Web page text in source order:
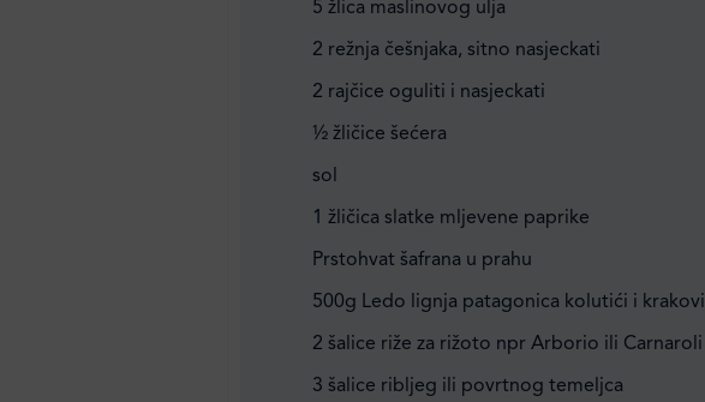
5 žlica maslinovog ulja
2 režnja češnjaka, sitno nasjeckati
2 rajčice oguliti i nasjeckati
½ žličice šećera
sol
1 žličica slatke mljevene paprike
Prstohvat šafrana u prahu
500g Ledo lignja patagonica kolutići i krakovi
2 šalice riže za rižoto npr Arborio ili Carnaroli
3 šalice ribljeg ili povrtnog temeljca